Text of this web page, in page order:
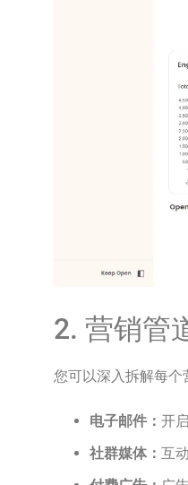
2. 营销管
您可以深入拆解每个
电子邮件： 开
社群媒体： 互